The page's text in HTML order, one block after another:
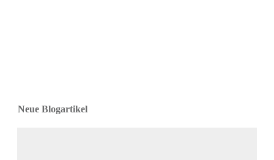
Neue Blogartikel